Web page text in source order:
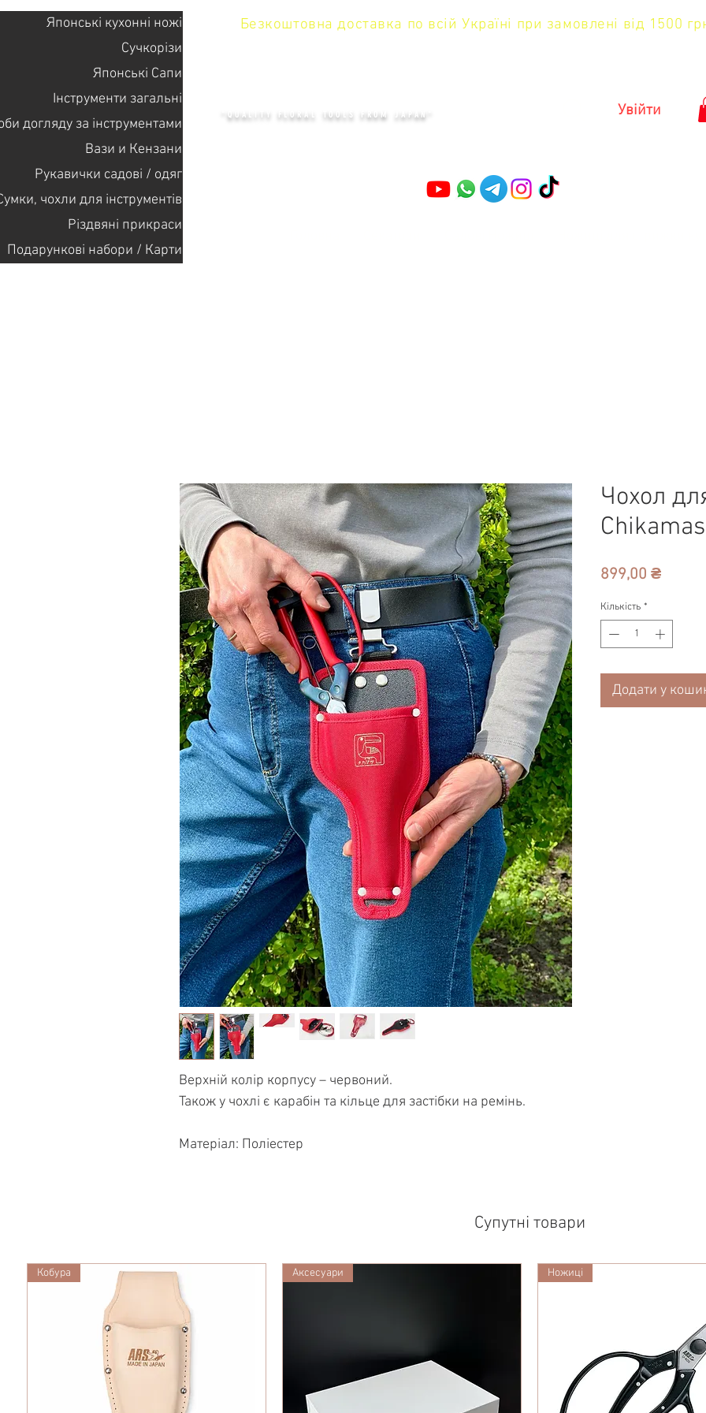
Японські кухонні ножі
Сучкорізи
Японські Сапи
Інструменти загальні
догляду за інструментами
Вази и Кензани
Рукавички садові / одяг
чохли для інструментів
Різдвяні прикраси
Подарункові набори / Карти
Безкоштовна доставка по всій Україні при замовлені від 1500
"QUALITY FLORAL TOOLS FROM JAPAN" Увійти
Верхній колір корпусу – червоний.
Також у чохлі є карабін та кільце для застібки на ремінь.
Матеріал: Поліестер
Чохол
899,00 ₴Ціна
Кількість *
Додати у
Супутні товари
Кобура Аксесуари Ножиці